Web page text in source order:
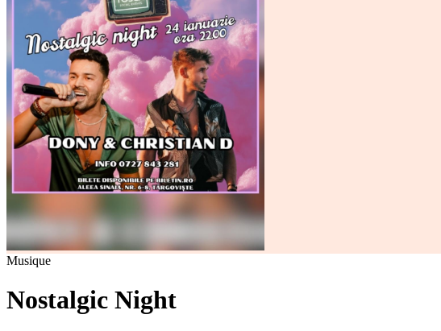
Musique
Nostalgic Night